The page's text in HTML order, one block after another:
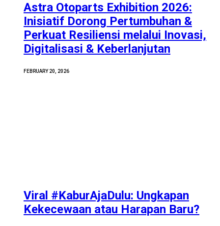
Astra Otoparts Exhibition 2026:
Inisiatif Dorong Pertumbuhan &
Perkuat Resiliensi melalui Inovasi,
Digitalisasi & Keberlanjutan
FEBRUARY 20, 2026
Viral #KaburAjaDulu: Ungkapan
Kekecewaan atau Harapan Baru?